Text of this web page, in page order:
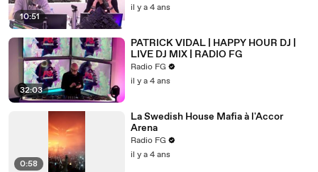
10:51
il y a 4 ans
32:03
PATRICK VIDAL | HAPPY HOUR DJ |
LIVE DJ MIX | RADIO FG
Radio FG
il y a 4 ans
0:58
La Swedish House Mafia à l'Accor
Arena
Radio FG
il y a 4 ans